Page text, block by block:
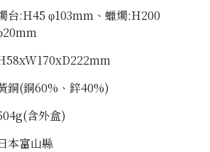
台:H45 φ103mm、蠟燭:H200
銅(銅60%、鋅40%)
含外盒)
本富山縣